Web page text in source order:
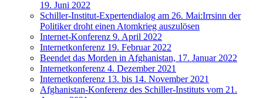
19. Juni 2022
Schiller-Institut-Expertendialog am 26. Mai:Irrsinn der
Politiker droht einen Atomkrieg auszulösen
Internet-Konferenz 9. April 2022
Internetkonferenz 19. Februar 2022
Beendet das Morden in Afghanistan, 17. Januar 2022
Internetkonferenz 4. Dezember 2021
Internetkonferenz 13. bis 14. November 2021
Afghanistan-Konferenz des Schiller-Instituts vom 21.